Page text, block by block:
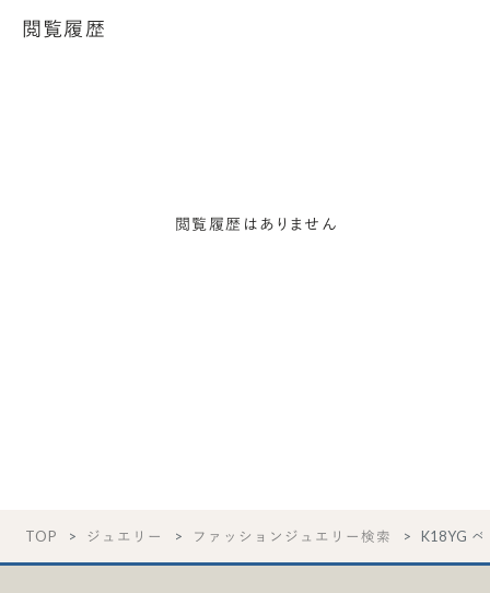
閲覧履歴
閲覧履歴はありません
TOP ジュエリー ファッションジュエリー検索 K18YG